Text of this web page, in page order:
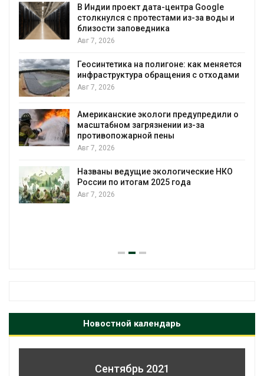
В Индии проект дата-центра Google
столкнулся с протестами из-за воды и
близости заповедника
Авг 7, 2026
Геосинтетика на полигоне: как меняется
инфраструктура обращения с отходами
Авг 7, 2026
Американские экологи предупредили о
масштабном загрязнении из-за
противопожарной пены
Авг 7, 2026
Названы ведущие экологические НКО
России по итогам 2025 года
Авг 7, 2026
Новостной календарь
Сентябрь 2021